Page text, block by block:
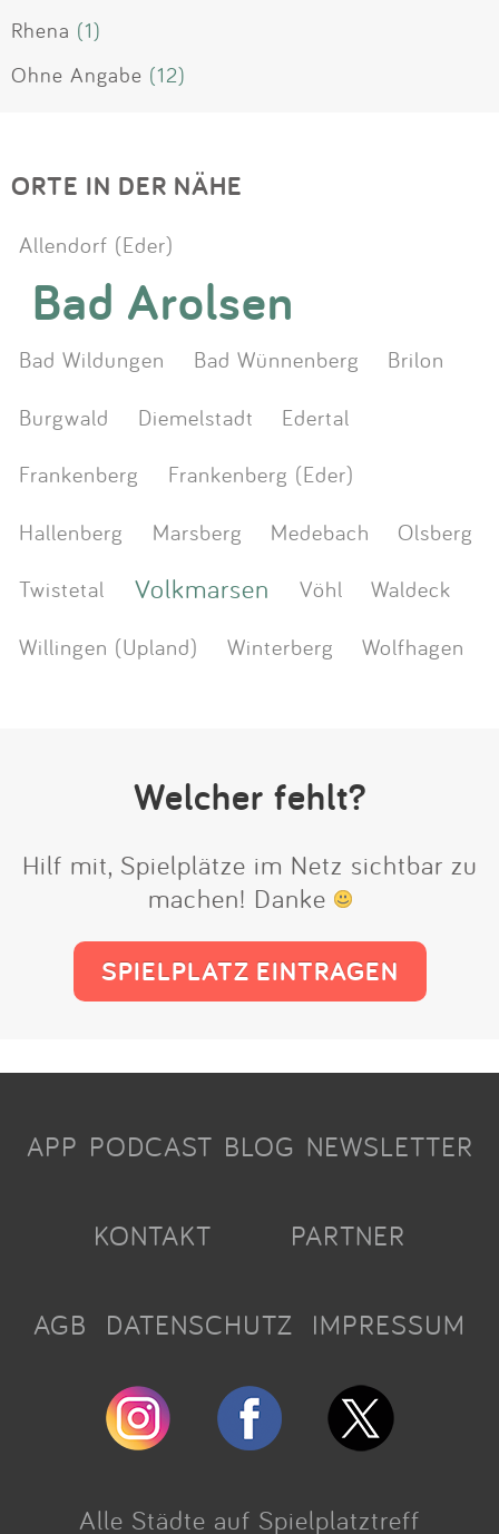
Rhena (1)
Ohne Angabe (12)
ORTE IN DER NÄHE
Allendorf (Eder)
Bad Arolsen
Bad Wildungen Bad Wünnenberg
Brilon
Burgwald
Diemelstadt
Edertal
Frankenberg
Frankenberg (Eder)
Hallenberg
Marsberg Medebach
Olsberg
Twistetal
Volkmarsen Vöhl
Waldeck
Willingen (Upland)
Winterberg Wolfhagen
Welcher fehlt?
Hilf mit, Spielplätze im Netz sichtbar zu
machen! Danke
SPIELPLATZ EINTRAGEN
APP PODCAST BLOG NEWSLETTER
KONTAKT PARTNER
AGB DATENSCHUTZ IMPRESSUM
Alle Städte auf Spielplatztreff